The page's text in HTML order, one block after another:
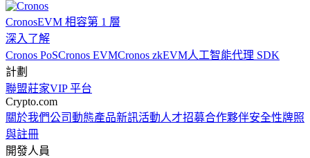
CronosEVM 相容第 1 層
深入了解
Cronos PoSCronos EVMCronos zkEVM人工智能代理 SDK
計劃
聯盟莊家VIP 平台
Crypto.com
關於我們公司動態產品新訊活動人才招募合作夥伴安全性牌照
與註冊
開發人員